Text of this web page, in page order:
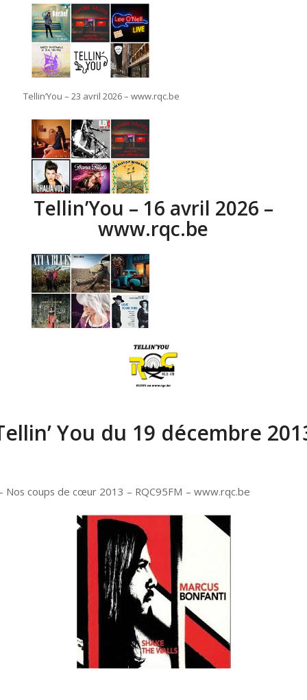
Tellin’You – 23 avril 2026 – www.rqc.be
Tellin’You – 16 avril 2026 –
www.rqc.be
You du 19 décembre
Nos coups de cœur 2013 – RQC95FM – www.rqc.be